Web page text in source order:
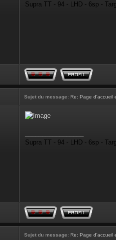
Supra TT - 94 - LHD - 6sp -
Sujet du message: Re: Page d'accueil
Supra TT - 94 - LHD - 6sp -
Sujet du message: Re: Page d'accueil